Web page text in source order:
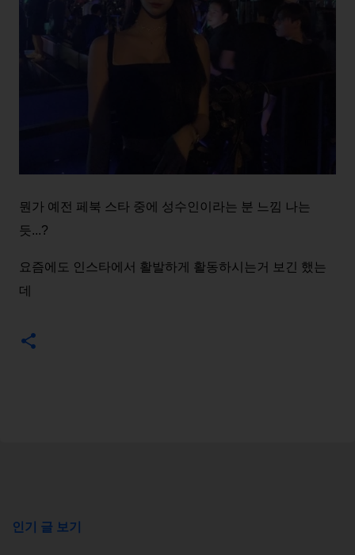
뭔가 예전 페북 스타 중에 성수인이라는 분 느낌 나는
듯...?
요즘에도 인스타에서 활발하게 활동하시는거 보긴 했는
데
인기 글 보기